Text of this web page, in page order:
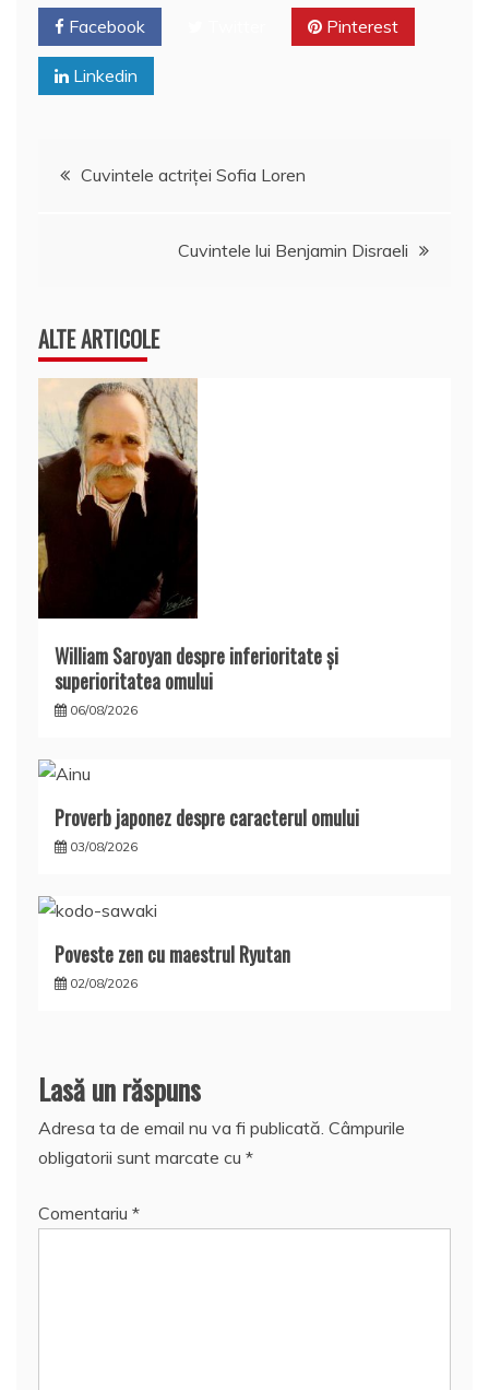
Facebook Pinterest
Linkedin
Navigare
Cuvintele actriţei Sofia Loren
Cuvintele lui Benjamin Disraeli
ALTE ARTICOLE
William Saroyan despre inferioritate şi
superioritatea omului
06/08/2026
Proverb japonez despre caracterul omului
03/08/2026
Poveste zen cu maestrul Ryutan
02/08/2026
Lasă un răspuns
Adresa ta de email nu va fi publicată. Câmpurile
obligatorii sunt marcate cu *
Comentariu *